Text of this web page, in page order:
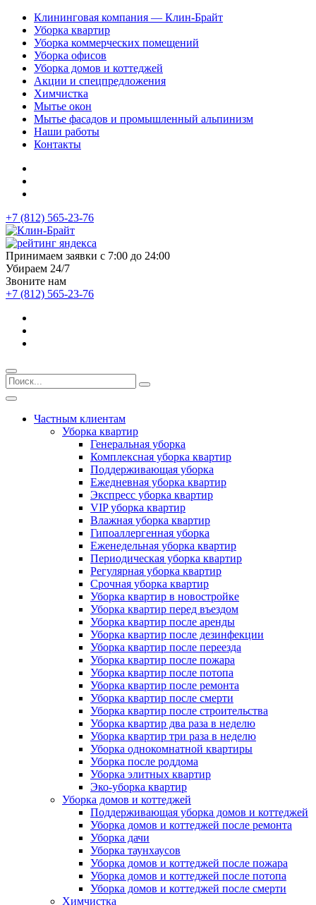
Клининговая компания — Клин-Брайт
Уборка квартир
Уборка коммерческих помещений
Уборка офисов
Уборка домов и коттеджей
Акции и спецпредложения
Химчистка
Мытье окон
Мытье фасадов и промышленный альпинизм
Наши работы
Контакты
+7 (812) 565-23-76
Принимаем заявки с 7:00 до 24:00
Убираем 24/7
Звоните нам
+7 (812) 565-23-76
Частным клиентам
Уборка квартир
Генеральная уборка
Комплексная уборка квартир
Поддерживающая уборка
Ежедневная уборка квартир
Экспресс уборка квартир
VIP уборка квартир
Влажная уборка квартир
Гипоаллергенная уборка
Еженедельная уборка квартир
Периодическая уборка квартир
Регулярная уборка квартир
Срочная уборка квартир
Уборка квартир в новостройке
Уборка квартир перед въездом
Уборка квартир после аренды
Уборка квартир после дезинфекции
Уборка квартир после переезда
Уборка квартир после пожара
Уборка квартир после потопа
Уборка квартир после ремонта
Уборка квартир после смерти
Уборка квартир после строительства
Уборка квартир два раза в неделю
Уборка квартир три раза в неделю
Уборка однокомнатной квартиры
Уборка после роддома
Уборка элитных квартир
Эко-уборка квартир
Уборка домов и коттеджей
Поддерживающая уборка домов и коттеджей
Уборка домов и коттеджей после ремонта
Уборка дачи
Уборка таунхаусов
Уборка домов и коттеджей после пожара
Уборка домов и коттеджей после потопа
Уборка домов и коттеджей после смерти
Химчистка